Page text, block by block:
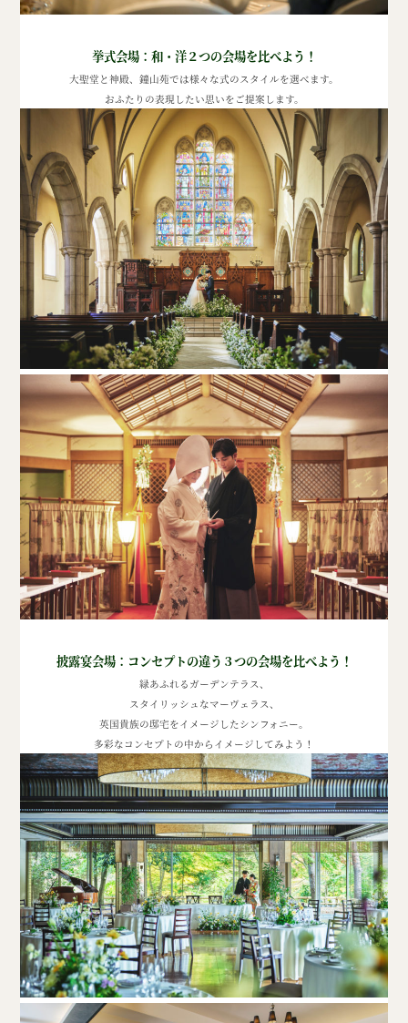
挙式会場：和・洋２つの会場を比べよう！
大聖堂と神殿、鐘山苑では様々な式のスタイルを選べます。
おふたりの表現したい思いをご提案します。
披露宴会場：コンセプトの違う３つの会場を比べよう！
緑あふれるガーデンテラス、
スタイリッシュなマーヴェラス、
英国貴族の邸宅をイメージしたシンフォニー。
多彩なコンセプトの中からイメージしてみよう！